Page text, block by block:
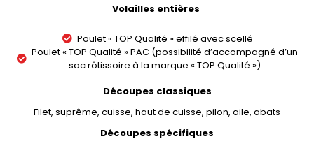
Volailles entières
Poulet « TOP Qualité » effilé avec scellé
Poulet « TOP Qualité » PAC (possibilité d’accompagné d’un
sac rôtissoire à la marque « TOP Qualité »)
Découpes classiques
Filet, suprême, cuisse, haut de cuisse, pilon, aile, abats
Découpes spécifiques